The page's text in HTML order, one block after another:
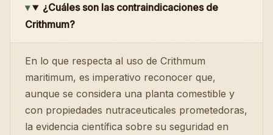
¿Cuáles son las contraindicaciones de
Crithmum?
En lo que respecta al uso de Crithmum
maritimum, es imperativo reconocer que,
aunque se considera una planta comestible y
con propiedades nutraceuticales prometedoras,
la evidencia científica sobre su seguridad en